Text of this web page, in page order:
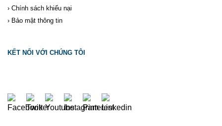
› Chính sách khiếu nại
› Bảo mật thông tin
KẾT NỐI VỚI CHÚNG TÔI